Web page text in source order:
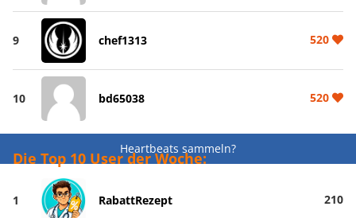
9 chef1313 520
10 bd65038 520
Heartbeats sammeln?
Die Top 10 User der Woche:
1 RabattRezept 210